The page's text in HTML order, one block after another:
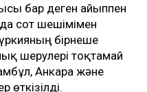
бар деген айыппен
сот шешімімен
бірнеше
шерулері тоқтамай
Анкара және